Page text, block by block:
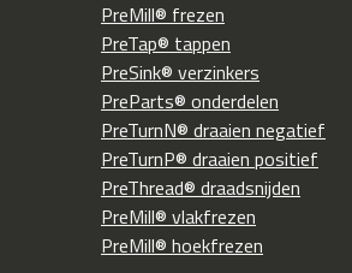
PreMill® frezen
PreTap® tappen
PreSink® verzinkers
PreParts® onderdelen
PreTurnN® draaien negatief
PreTurnP® draaien positief
PreThread® draadsnijden
PreMill® vlakfrezen
PreMill® hoekfrezen